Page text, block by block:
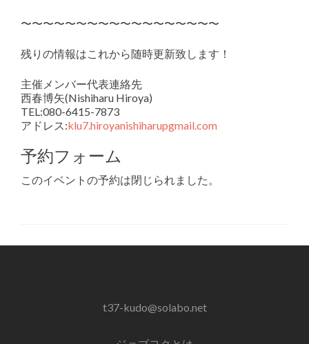
〜〜〜〜〜〜〜〜〜〜〜〜〜〜〜〜〜〜
残りの情報はこれから随時更新致します！
主催メンバー代表連絡先
西春博矢(Nishiharu Hiroya)
TEL:080-6415-7873
アドレス:klu7.hiroyanishiharupgmail.com
予約フォーム
このイベントの予約は閉じられました。
t37-kudo@solabo.net